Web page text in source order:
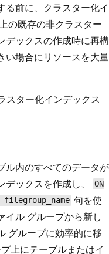
る前に、クラスター化イ
の既存の非クラスター
デックスの作成時に再構
い場合にリソースを大量
スター化インデックス
ル内のすべてのデータが
ックスを作成し、
ON
filegroup_name 句を使
イル グループから新し
グループに効率的に移
上にテーブルまたはイ